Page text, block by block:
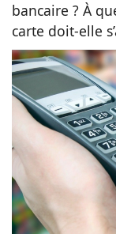
bancaire ? À
carte doit-elle